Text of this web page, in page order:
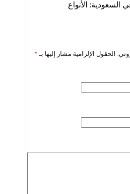
السعودية: الأنواع
الحقول الإلزامية مشار إليها بـ *